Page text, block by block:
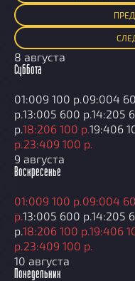
ПРЕД
8 августа
Суббота
01:009 100 р. 09:004
р.13:005 600 р.14:205
р.18:206 100 р.19:406
р. 23:409 100 р.
9 августа
Воскресенье
01:009 100 р. 09:004
р.13:005 600 р.14:205
р.18:206 100 р.19:406
р. 23:409 100 р.
10 августа
Понедельник